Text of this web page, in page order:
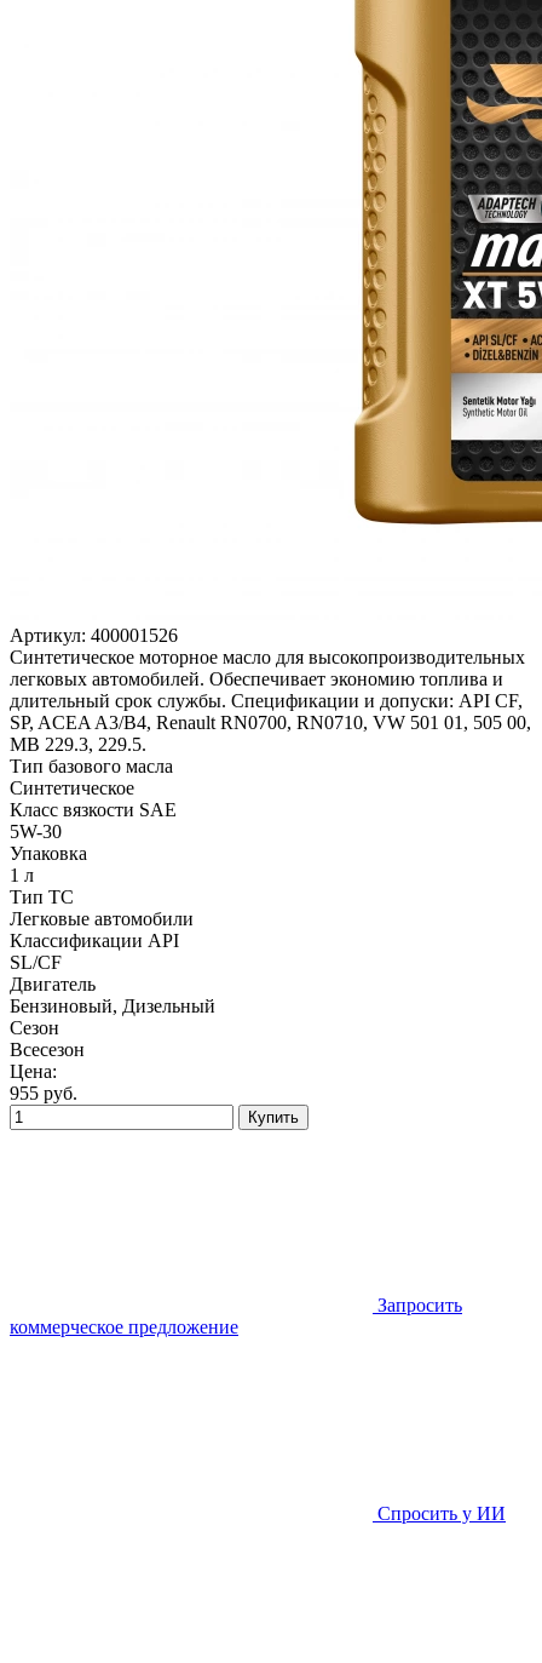
Артикул: 400001526
Синтетическое моторное масло для высокопроизводительных
легковых автомобилей. Обеспечивает экономию топлива и
длительный срок службы. Спецификации и допуски: API CF,
SP, ACEA A3/B4, Renault RN0700, RN0710, VW 501 01, 505 00,
MB 229.3, 229.5.
Тип базового масла
Синтетическое
Класс вязкости SAE
5W-30
Упаковка
1 л
Тип ТС
Легковые автомобили
Классификации API
SL/CF
Двигатель
Бензиновый, Дизельный
Сезон
Всесезон
Цена:
955 руб.
Купить
Запросить
коммерческое предложение
Спросить у ИИ